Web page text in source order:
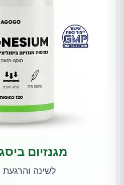
מגנזיום
לשינה והרגעת